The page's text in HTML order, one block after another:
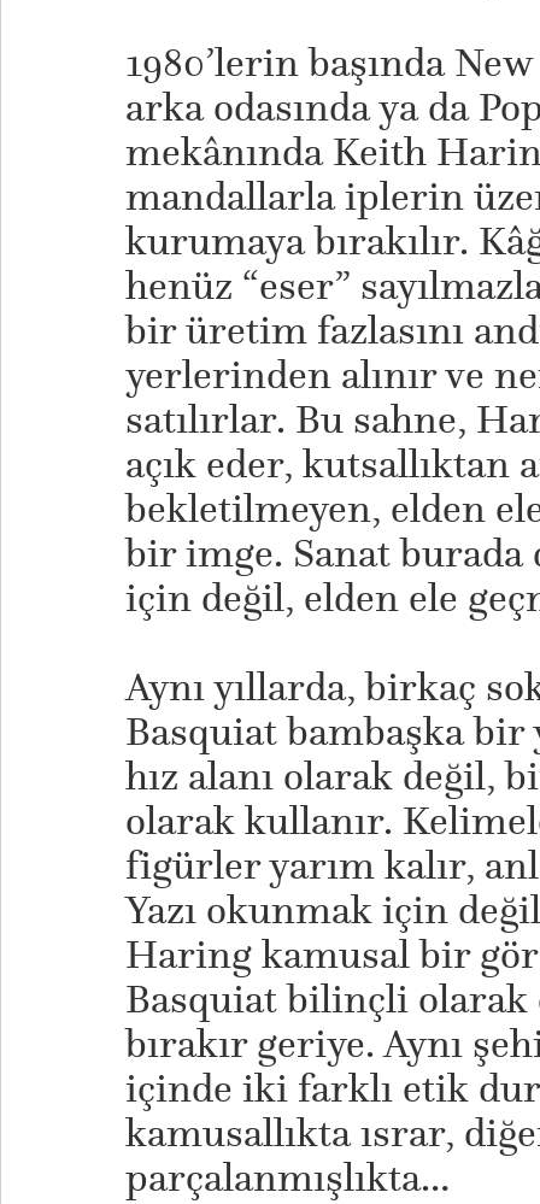
1980’lerin başında
arka odasında ya da
mekânında Keith
mandallarla iplerin
kurumaya bırakılır.
henüz “eser”
bir üretim fazlasını
yerlerinden alınır ve
satılırlar. Bu sahne,
açık eder, kutsallıktan
bekletilmeyen, elden
bir imge. Sanat burada
için değil, elden ele
Aynı yıllarda, birkaç
Basquiat bambaşka bir
hız alanı olarak değil,
olarak kullanır.
figürler yarım kalır,
Yazı okunmak için
Haring kamusal bir
Basquiat bilinçli olarak
bırakır geriye. Aynı
içinde iki farklı etik
kamusallıkta ısrar,
parçalanmışlıkta…